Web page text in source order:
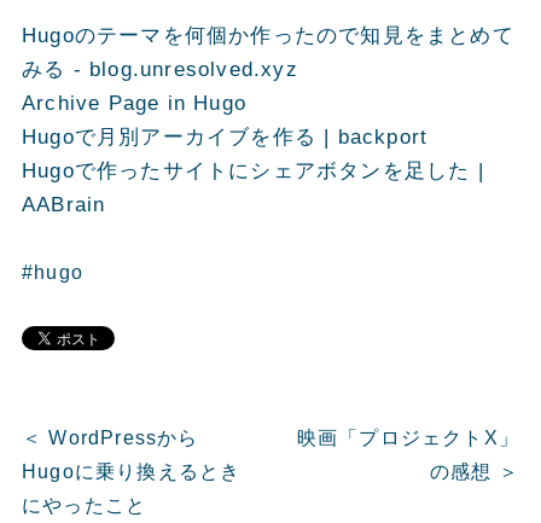
Hugoのテーマを何個か作ったので知見をまとめて
みる - blog.unresolved.xyz
Archive Page in Hugo
Hugoで月別アーカイブを作る | backport
Hugoで作ったサイトにシェアボタンを足した |
AABrain
#hugo
＜ WordPressから
Hugoに乗り換えるとき
にやったこと
映画「プロジェクトX」
の感想 ＞